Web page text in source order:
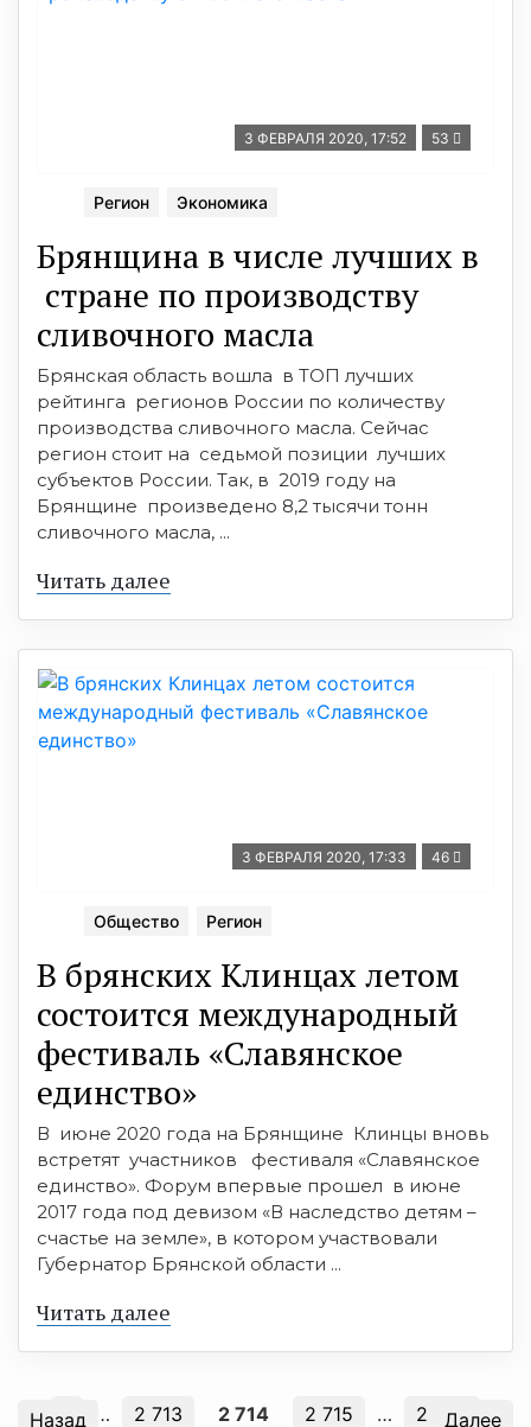
3 ФЕВРАЛЯ 2020, 17:52 53
Регион Экономика
Брянщина в числе лучших в
стране по производству
сливочного масла
Брянская область вошла в ТОП лучших
рейтинга регионов России по количеству
производства сливочного масла. Сейчас
регион стоит на седьмой позиции лучших
субъектов России. Так, в 2019 году на
Брянщине произведено 8,2 тысячи тонн
сливочного масла, ...
Читать далее
3 ФЕВРАЛЯ 2020, 17:33 46
Общество Регион
В брянских Клинцах летом
состоится международный
фестиваль «Славянское
единство»
В июне 2020 года на Брянщине Клинцы вновь
встретят участников фестиваля «Славянское
единство». Форум впервые прошел в июне
2017 года под девизом «В наследство детям –
счастье на земле», в котором участвовали
Губернатор Брянской области ...
Читать далее
Назад
1 … 2 713 2 714 2 715 … 2 870Далее